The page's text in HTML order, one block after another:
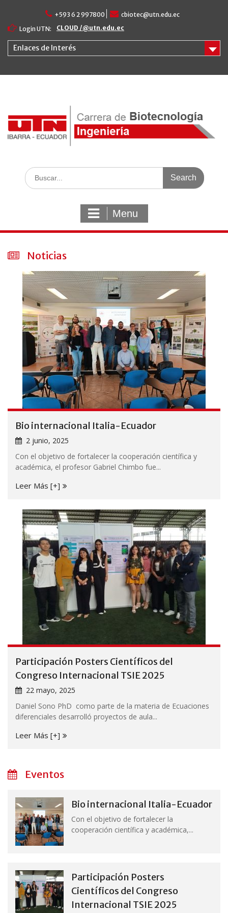
content
+593 6 2 997800
cbiotec@utn.edu.ec
Login UTN:
CLOUD /@utn.edu.ec
Enlaces de Interés
Search
for:
Menu
Noticias
Bio internacional Italia-Ecuador
2 junio, 2025
Con el objetivo de fortalecer la cooperación científica y
académica, el profesor Gabriel Chimbo fue...
Leer Más [+]
Participación Posters Científicos del
Congreso Internacional TSIE 2025
22 mayo, 2025
Daniel Sono PhD como parte de la materia de Ecuaciones
diferenciales desarrolló proyectos de aula...
Leer Más [+]
Eventos
Bio internacional Italia-Ecuador
Con el objetivo de fortalecer la
cooperación científica y académica,...
Participación Posters
Científicos del Congreso
Internacional TSIE 2025